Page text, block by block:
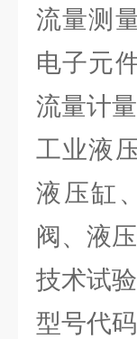
流量测
电子元
流量计量
工业液
液压缸
阀、液压
技术试
型号代